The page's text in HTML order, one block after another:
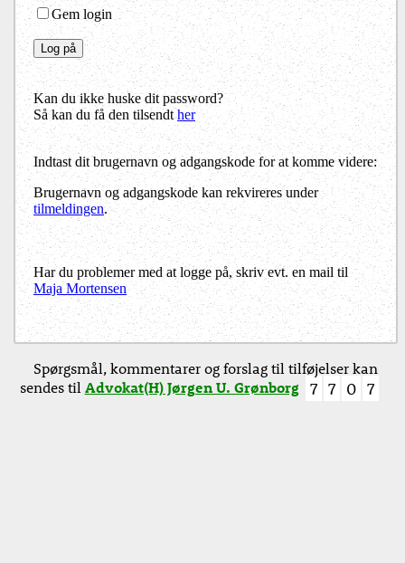
Gem login
Kan du ikke huske dit password?
Så kan du få den tilsendther
Indtast dit brugernavn og adgangskode for at komme videre:
Brugernavn og adgangskode kan rekvireres under
tilmeldingen.
Har du problemer med at logge på, skriv evt. en mail til
Maja Mortensen
Spørgsmål, kommentarer og forslag til tilføjelser kan
sendes tilAdvokat(H) Jørgen U. Grønborg 7 7 0 7